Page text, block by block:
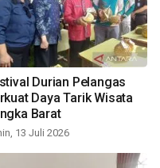
Durian Pelangas
Daya Tarik Wisata
Barat
13 Juli 2026